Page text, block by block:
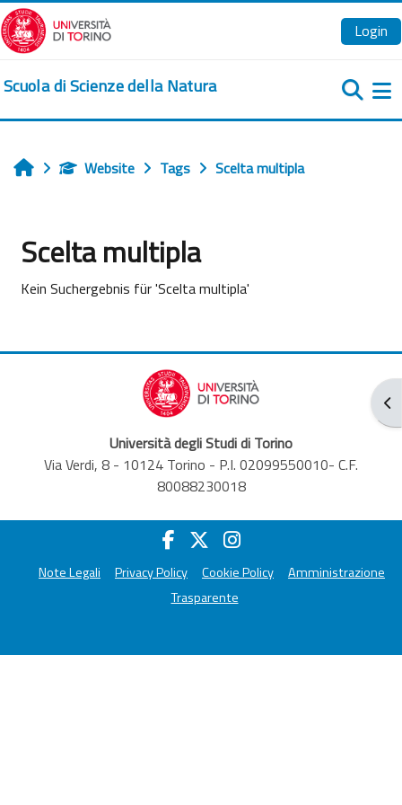
Zum Hauptinhalt
Login
Scuola di Scienze della Natura
Startseite
Website Tags Scelta multipla
Scelta multipla
Kein Suchergebnis für 'Scelta multipla'
Università degli Studi di Torino
Via Verdi, 8 - 10124 Torino - P.I. 02099550010- C.F.
80088230018
Note Legali Privacy Policy Cookie Policy
Amministrazione
Trasparente